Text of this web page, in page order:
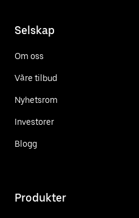
Selskap
Om oss
Våre tilbud
Nyhetsrom
Investorer
Blogg
Produkter